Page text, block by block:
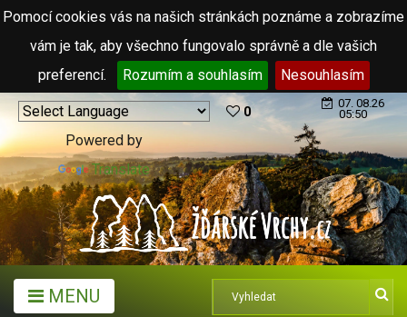
Pomocí cookies vás na našich stránkách poznáme a zobrazíme
vám je tak, aby všechno fungovalo správně a dle vašich
preferencí.
Rozumím a souhlasím Nesouhlasím
Powered by
Translate
0
07. 08.26
05:50
MENU